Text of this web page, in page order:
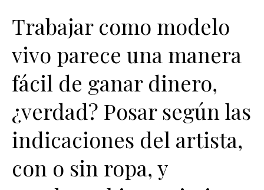
Trabajar como modelo
vivo parece una manera
fácil de ganar dinero,
¿verdad? Posar según las
indicaciones del artista,
con o sin ropa, y